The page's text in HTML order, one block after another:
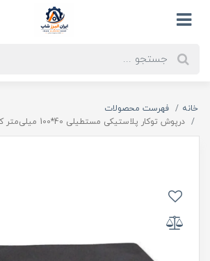
خانه
فهرست محصولات
درپوش توکار پلاستیکی مستطیلی 40*100 میلی‌متر کد 00202282